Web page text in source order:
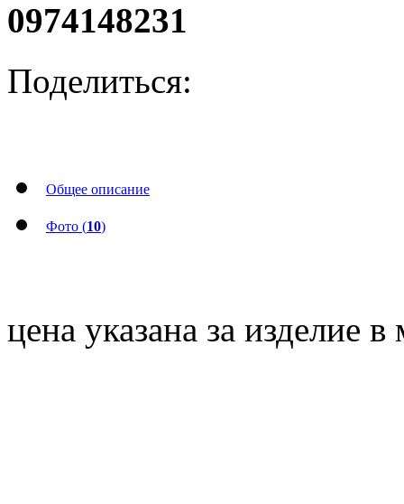
0974148231
Поделиться:
Общее описание
Фото (10)
цена указана за изделие